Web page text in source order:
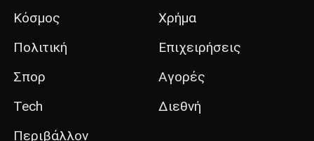
Κόσμος
Πολιτική
Σπορ
Tech
Περιβάλλον
Χρήμα
Επιχειρήσεις
Αγορές
Διεθνή